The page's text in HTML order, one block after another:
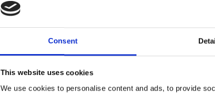
Consent
This website uses cookies
We use cookies to personalise content and ads, to provide